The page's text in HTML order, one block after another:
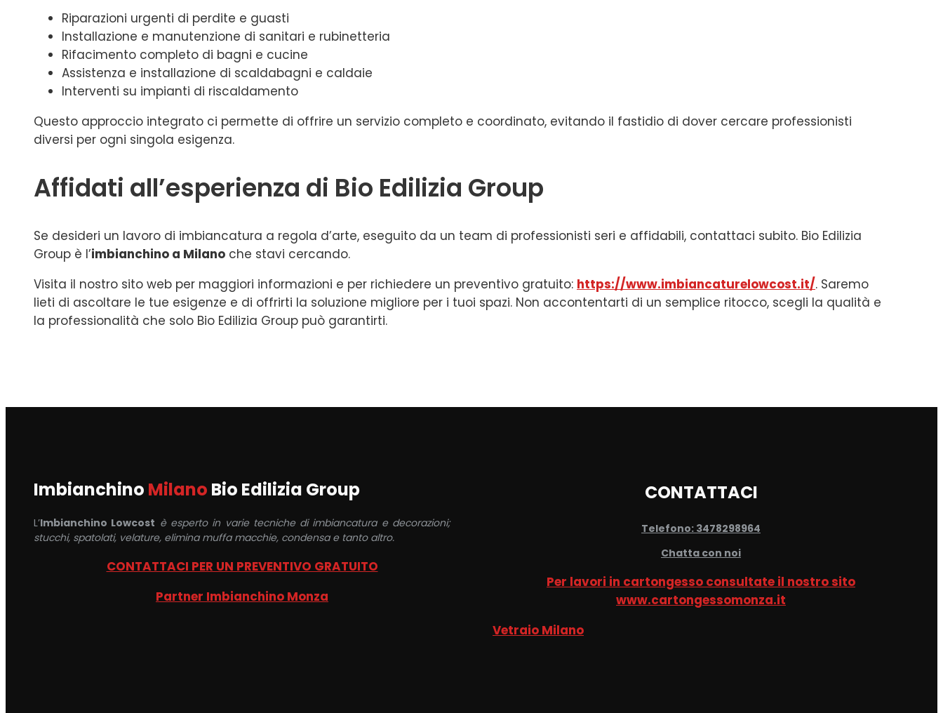
Riparazioni urgenti di perdite e guasti
Installazione e manutenzione di sanitari e rubinetteria
Rifacimento completo di bagni e cucine
Assistenza e installazione di scaldabagni e caldaie
Interventi su impianti di riscaldamento
Questo approccio integrato ci permette di offrire un servizio completo e coordinato, evitando il fastidio di dover cercare professionisti
diversi per ogni singola esigenza.
Affidati all’esperienza di Bio Edilizia Group
Se desideri un lavoro di imbiancatura a regola d’arte, eseguito da un team di professionisti seri e affidabili, contattaci subito. Bio Edilizia
Group è l’imbianchino a Milano che stavi cercando.
Visita il nostro sito web per maggiori informazioni e per richiedere un preventivo gratuito: https://www.imbiancaturelowcost.it/. Saremo
lieti di ascoltare le tue esigenze e di offrirti la soluzione migliore per i tuoi spazi. Non accontentarti di un semplice ritocco, scegli la qualità e
la professionalità che solo Bio Edilizia Group può garantirti.
Imbianchino Milano Bio Edilizia Group
L’Imbianchino Lowcost è esperto in varie tecniche di imbiancatura e decorazioni;
stucchi, spatolati, velature, elimina muffa macchie, condensa e tanto altro.
CONTATTACI PER UN PREVENTIVO GRATUITO
Partner Imbianchino Monza
CONTATTACI
Telefono: 3478298964
Chatta con noi
Per lavori in cartongesso consultate il nostro sito
www.cartongessomonza.it
Vetraio Milano